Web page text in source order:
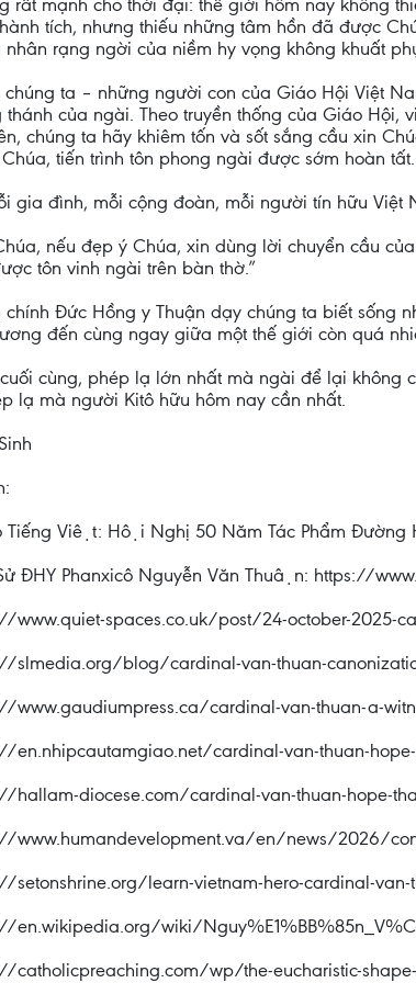
rất mạnh cho thời đại: thế giới hôm nay không
tích, nhưng thiếu những tâm hồn đã được
nhân rạng ngời của niềm hy vọng không khuất
chúng ta – những người con của Giáo Hội Việt
thánh của ngài. Theo truyền thống của Giáo
chúng ta hãy khiêm tốn và sốt sắng cầu xin
tiến trình tôn phong ngài được sớm hoàn tất.
gia đình, mỗi cộng đoàn, mỗi người tín hữu Việt
nếu đẹp ý Chúa, xin dùng lời chuyển cầu
tôn vinh ngài trên bàn thờ.”
chính Đức Hồng y Thuận dạy chúng ta biết sống
đến cùng ngay giữa một thế giới còn quá
cùng, phép lạ lớn nhất mà ngài để lại không
lạ mà người Kitô hữu hôm nay cần nhất.
Tiếng Việt: Hội Nghị 50 Năm Tác Phẩm Đường
ĐHY Phanxicô Nguyễn Văn Thuận: https://
www.quiet-spaces.co.uk/post/24-october-2025-
slmedia.org/blog/cardinal-van-thuan-
www.gaudiumpress.ca/cardinal-van-thuan-a-
en.nhipcautamgiao.net/cardinal-van-thuan-
hallam-diocese.com/cardinal-van-thuan-hope-
www.humandevelopment.va/en/news/2026/
setonshrine.org/learn-vietnam-hero-cardinal-
en.wikipedia.org/wiki/
catholicpreaching.com/wp/the-eucharistic-